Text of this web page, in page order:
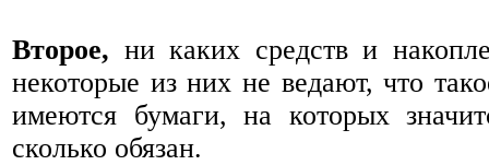
Второе, ни каких средств и
некоторые из них не ведают, что
имеются бумаги, на которых
сколько обязан.